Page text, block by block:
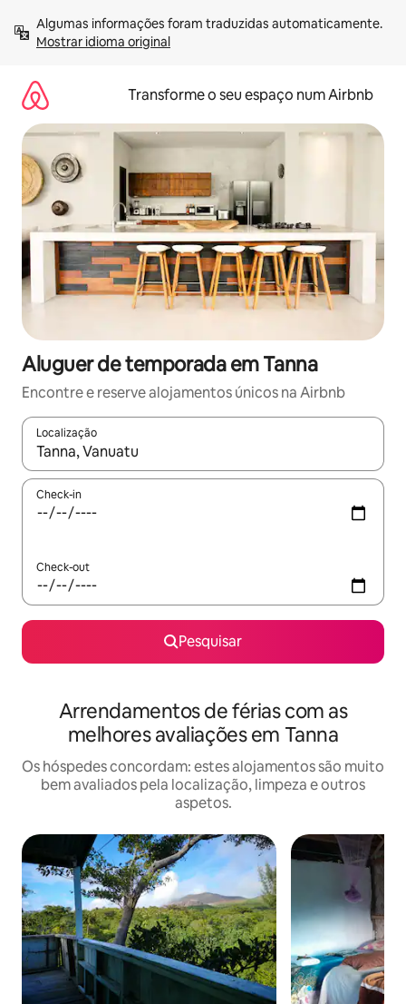
para
Mostrar idioma original
Transforme o seu espaço num Airbnb
Aluguer de temporada em Tanna
Encontre e reserve alojamentos únicos na Airbnb
Localização
Quando os resultados estiverem disponíveis, navegue com
Check-in
Check-out
Pesquisar
Arrendamentos de férias com as
melhores avaliações em Tanna
Os hóspedes concordam: estes alojamentos são muito
bem avaliados pela localização, limpeza e outros
aspetos.